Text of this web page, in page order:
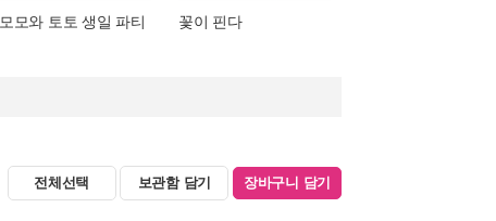
모모와 토토 생일 파티 꽃이 핀다
전체선택 보관함 담기 장바구니 담기